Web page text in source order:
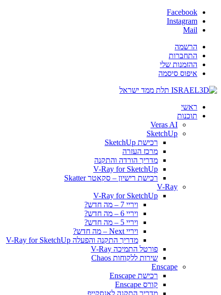
Facebook
Instagram
Mail
הרשמה
התחברות
ההזמנות שלי
איפוס סיסמה
ראשי
תוכנות
Veras AI
SketchUp
רכישת SketchUp
מרכז העזרה
מדריך הורדה והתקנה
V-Ray for SketchUp
רכישת רישיון – סקאטר Skatter
V-Ray
V-Ray for SketchUp
ויריי 7 – מה חדש?
ויריי 6 – מה חדש?
ויריי 5 – מה חדש?
ויריי Next – מה חדש?
מדריך התקנה והפעלה V-Ray for SketchUp
פורטל התמיכה V-Ray
שירות ללקוחות Chaos
Enscape
רכישת Enscape
קורס Enscape
מדריך התקנה לאנסקייפ